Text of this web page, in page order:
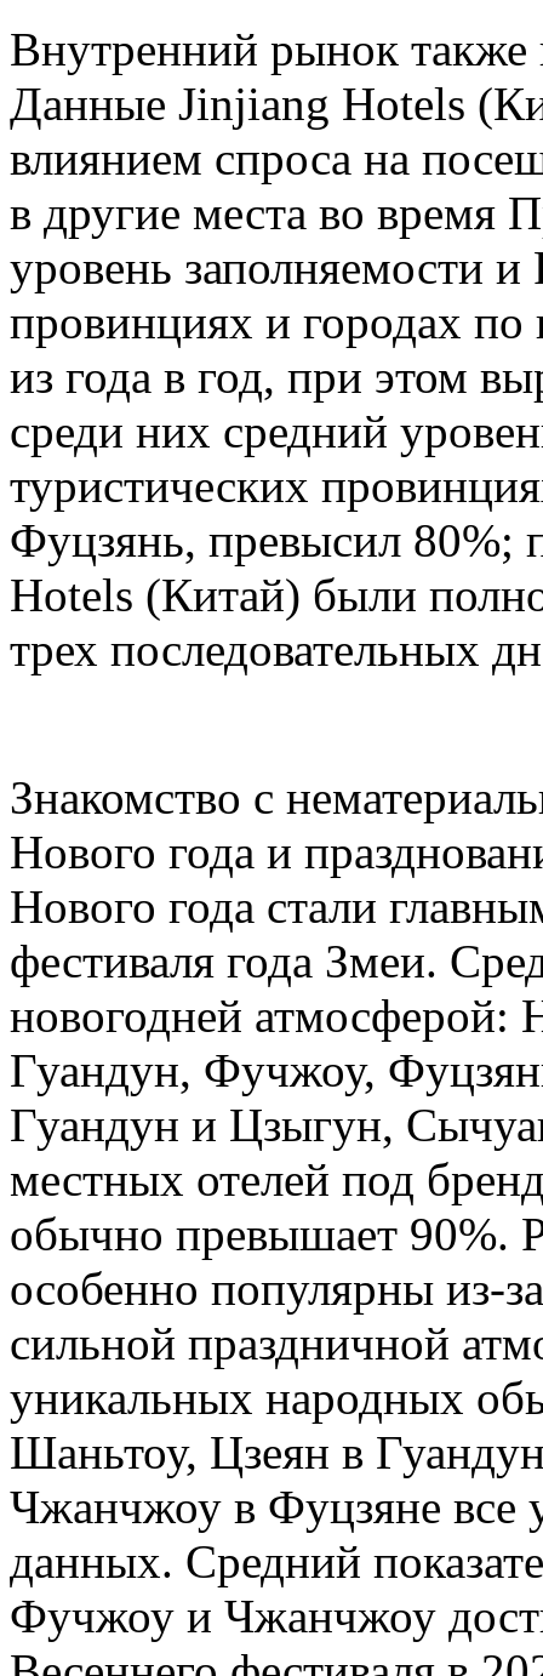
Внутренний рынок также
Данные Jinjiang Hotels
влиянием спроса на
в другие места во время
уровень заполняемости
провинциях и городах по
из года в год, при этом
среди них средний
туристических
Фуцзянь, превысил 80%;
Hotels (Китай) были
трех последовательных
Знакомство с
Нового года и
Нового года стали
фестиваля года Змеи.
новогодней атмосферой:
Гуандун, Фучжоу,
Гуандун и Цзыгун,
местных отелей под
обычно превышает 90%.
особенно популярны из-
сильной праздничной
уникальных народных
Шаньтоу, Цзеян в
Чжанчжоу в Фуцзяне все
данных. Средний
Фучжоу и Чжанчжоу